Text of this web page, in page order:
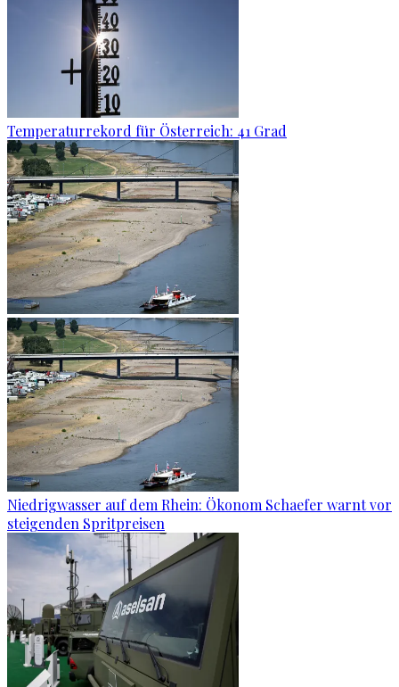
Temperaturrekord für Österreich: 41 Grad
Niedrigwasser auf dem Rhein: Ökonom Schaefer warnt vor
steigenden Spritpreisen